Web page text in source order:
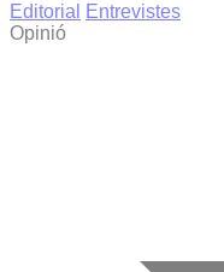
Editorial
Entrevistes
Opinió